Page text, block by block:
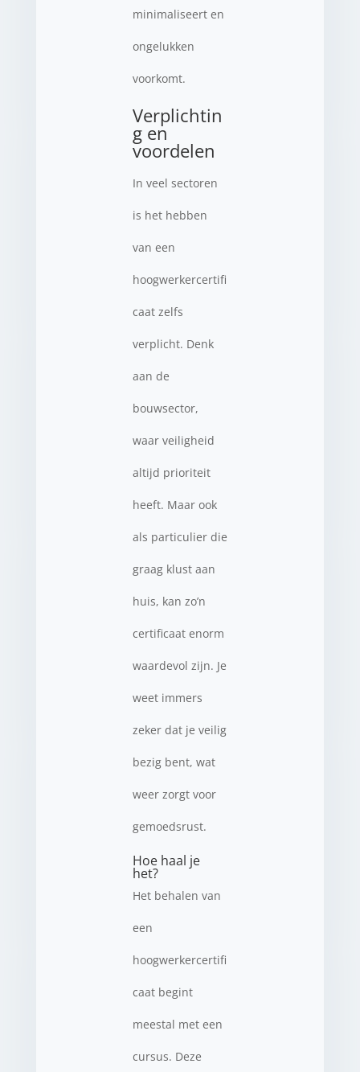
minimaliseert en
ongelukken
voorkomt.
Verplichtin
g en
voordelen
In veel sectoren
is het hebben
van een
hoogwerkercertifi
caat zelfs
verplicht. Denk
aan de
bouwsector,
waar veiligheid
altijd prioriteit
heeft. Maar ook
als particulier die
graag klust aan
huis, kan zo’n
certificaat enorm
waardevol zijn. Je
weet immers
zeker dat je veilig
bezig bent, wat
weer zorgt voor
gemoedsrust.
Hoe haal je
het?
Het behalen van
een
hoogwerkercertifi
caat begint
meestal met een
cursus. Deze